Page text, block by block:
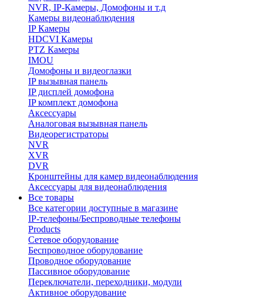
NVR, IP-Камеры, Домофоны и т.д
Камеры видеонаблюдения
IP Камеры
HDCVI Камеры
PTZ Камеры
IMOU
Домофоны и видеоглазки
IP вызывная панель
IP дисплей домофона
IP комплект домофона
Аксессуары
Аналоговая вызывная панель
Видеорегистраторы
NVR
XVR
DVR
Кронштейны для камер видеонаблюдения
Аксессуары для видеонаблюдения
Все товары
Все категории доступные в магазине
IP-телефоны/Беспроводные телефоны
Products
Сетевое оборудование
Беспроводное оборудование
Проводное оборудование
Пассивное оборудование
Переключатели, переходники, модули
Активное оборудование